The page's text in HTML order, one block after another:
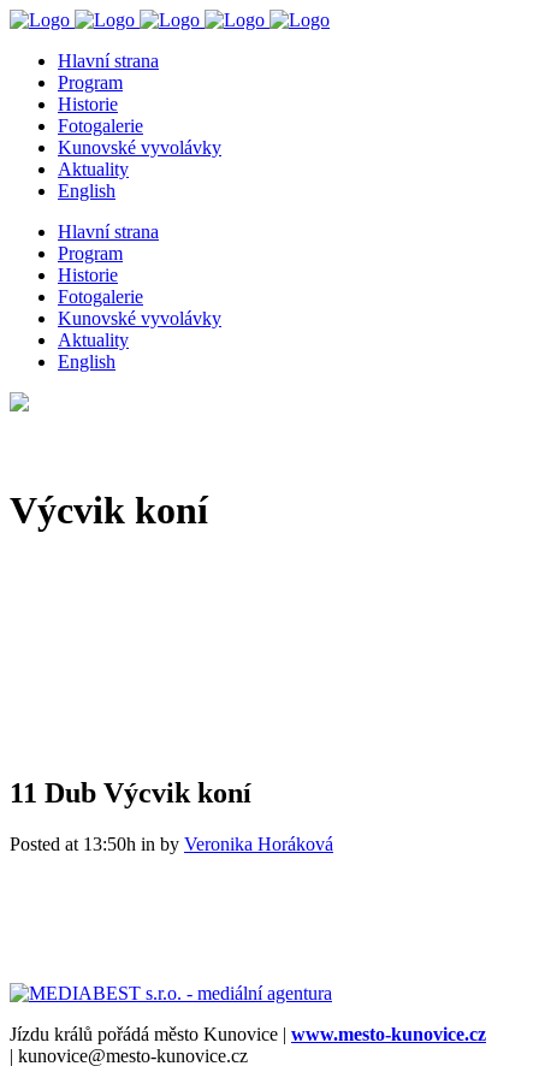
Hlavní strana
Program
Historie
Fotogalerie
Kunovské vyvolávky
Aktuality
English
Hlavní strana
Program
Historie
Fotogalerie
Kunovské vyvolávky
Aktuality
English
Výcvik koní
11 Dub Výcvik koní
Posted at 13:50h in by Veronika Horáková
Jízdu králů pořádá město Kunovice | www.mesto-kunovice.cz
| kunovice@mesto-kunovice.cz